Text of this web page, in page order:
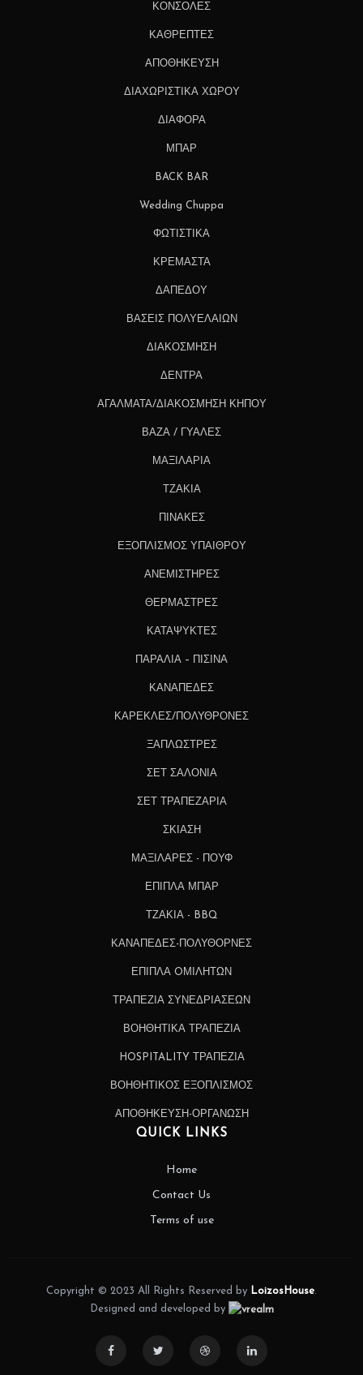
ΚΟΝΣΟΛΕΣ
ΚΑΘΡΕΠΤΕΣ
ΑΠΟΘΗΚΕΥΣΗ
ΔΙΑΧΩΡΙΣΤΙΚΑ ΧΩΡΟΥ
ΔΙΑΦΟΡΑ
ΜΠΑΡ
BACK BAR
Wedding Chuppa
ΦΩΤΙΣΤΙΚΑ
ΚΡΕΜΑΣΤΑ
ΔΑΠΕΔΟΥ
ΒΑΣΕΙΣ ΠΟΛΥΕΛΑΙΩΝ
ΔΙΑΚΟΣΜΗΣΗ
ΔΕΝΤΡΑ
ΑΓΑΛΜΑΤΑ/ΔΙΑΚΟΣΜΗΣΗ ΚΗΠΟΥ
ΒΑΖΑ / ΓΥΑΛΕΣ
ΜΑΞΙΛΑΡΙΑ
ΤΖΑΚΙΑ
ΠΙΝΑΚΕΣ
ΕΞΟΠΛΙΣΜΟΣ ΥΠΑΙΘΡΟΥ
ΑΝΕΜΙΣΤΗΡΕΣ
ΘΕΡΜΑΣΤΡΕΣ
ΚΑΤΑΨΥΚΤΕΣ
ΠΑΡΑΛΙΑ – ΠΙΣΙΝΑ
ΚΑΝΑΠΕΔΕΣ
ΚΑΡΕΚΛΕΣ/ΠΟΛΥΘΡΟΝΕΣ
ΞΑΠΛΩΣΤΡΕΣ
ΣΕΤ ΣΑΛΟΝΙΑ
ΣΕΤ ΤΡΑΠΕΖΑΡΙΑ
ΣΚΙΑΣΗ
ΜΑΞΙΛΑΡΕΣ - ΠΟΥΦ
ΕΠΙΠΛΑ ΜΠΑΡ
ΤΖΑΚΙΑ - BBQ
ΚΑΝΑΠΕΔΕΣ-ΠΟΛΥΘΟΡΝΕΣ
ΕΠΙΠΛΑ OΜΙΛΗΤΩΝ
ΤΡΑΠΕΖΙΑ ΣΥΝΕΔΡΙΑΣΕΩΝ
ΒΟΗΘΗΤΙΚΑ ΤΡΑΠΕΖΙΑ
HOSPITALITY ΤΡΑΠΕΖΙΑ
ΒΟΗΘΗΤΙΚΟΣ ΕΞΟΠΛΙΣΜΟΣ
ΑΠΟΘΗΚΕΥΣΗ-ΟΡΓΑΝΩΣΗ
QUICK LINKS
Home
Contact Us
Terms of use
Copyright © 2023 All Rights Reserved by LoizosHouse.
Designed and developed by